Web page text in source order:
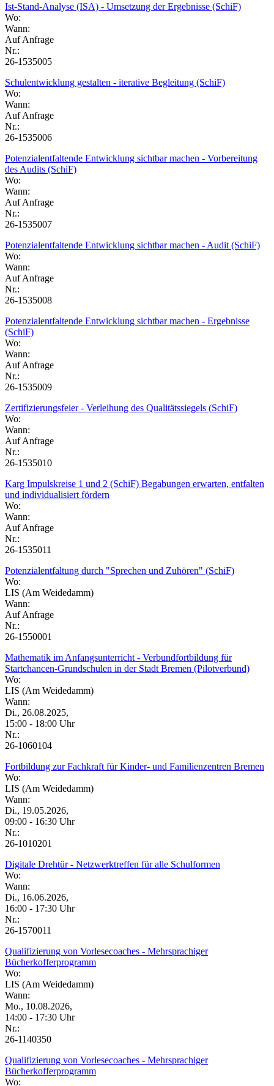
Ist-Stand-Analyse (ISA) - Umsetzung der Ergebnisse (SchiF)
Wo:
Wann:
Auf Anfrage
Nr.:
26-1535005
Schulentwicklung gestalten - iterative Begleitung (SchiF)
Wo:
Wann:
Auf Anfrage
Nr.:
26-1535006
Potenzialentfaltende Entwicklung sichtbar machen - Vorbereitung
des Audits (SchiF)
Wo:
Wann:
Auf Anfrage
Nr.:
26-1535007
Potenzialentfaltende Entwicklung sichtbar machen - Audit (SchiF)
Wo:
Wann:
Auf Anfrage
Nr.:
26-1535008
Potenzialentfaltende Entwicklung sichtbar machen - Ergebnisse
(SchiF)
Wo:
Wann:
Auf Anfrage
Nr.:
26-1535009
Zertifizierungsfeier - Verleihung des Qualitätssiegels (SchiF)
Wo:
Wann:
Auf Anfrage
Nr.:
26-1535010
Karg Impulskreise 1 und 2 (SchiF) Begabungen erwarten, entfalten
und individualisiert fördern
Wo:
Wann:
Auf Anfrage
Nr.:
26-1535011
Potenzialentfaltung durch "Sprechen und Zuhören" (SchiF)
Wo:
LIS (Am Weidedamm)
Wann:
Auf Anfrage
Nr.:
26-1550001
Mathematik im Anfangsunterricht - Verbundfortbildung für
Startchancen-Grundschulen in der Stadt Bremen (Pilotverbund)
Wo:
LIS (Am Weidedamm)
Wann:
Di., 26.08.2025,
15:00 - 18:00 Uhr
Nr.:
26-1060104
Fortbildung zur Fachkraft für Kinder- und Familienzentren Bremen
Wo:
LIS (Am Weidedamm)
Wann:
Di., 19.05.2026,
09:00 - 16:30 Uhr
Nr.:
26-1010201
Digitale Drehtür - Netzwerktreffen für alle Schulformen
Wo:
Wann:
Di., 16.06.2026,
16:00 - 17:30 Uhr
Nr.:
26-1570011
Qualifizierung von Vorlesecoaches - Mehrsprachiger
Bücherkofferprogramm
Wo:
LIS (Am Weidedamm)
Wann:
Mo., 10.08.2026,
14:00 - 17:30 Uhr
Nr.:
26-1140350
Qualifizierung von Vorlesecoaches - Mehrsprachiger
Bücherkofferprogramm
Wo: